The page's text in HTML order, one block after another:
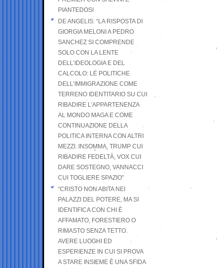
PIANTEDOSI
DE ANGELIS: “LA RISPOSTA DI
GIORGIA MELONI A PEDRO
SANCHEZ SI COMPRENDE
SOLO CON LA LENTE
DELL’IDEOLOGIA E DEL
CALCOLO: LE POLITICHE
DELL’IMMIGRAZIONE COME
TERRENO IDENTITARIO SU CUI
RIBADIRE L’APPARTENENZA
AL MONDO MAGA E COME
CONTINUAZIONE DELLA
POLITICA INTERNA CON ALTRI
MEZZI. INSOMMA, TRUMP CUI
RIBADIRE FEDELTÀ, VOX CUI
DARE SOSTEGNO, VANNACCI
CUI TOGLIERE SPAZIO”
“CRISTO NON ABITA NEI
PALAZZI DEL POTERE, MA SI
IDENTIFICA CON CHI È
AFFAMATO, FORESTIERO O
RIMASTO SENZA TETTO.
AVERE LUOGHI ED
ESPERIENZE IN CUI SI PROVA
A STARE INSIEME È UNA SFIDA